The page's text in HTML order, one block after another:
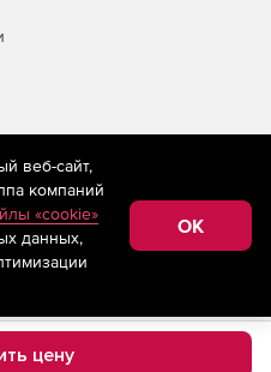
цену
применяются
(информационные технологии
основе сбора,
относящихся к
«Интернет»,
Федерации)
веб-сайт,
компаний
«cookie»
данных,
OK